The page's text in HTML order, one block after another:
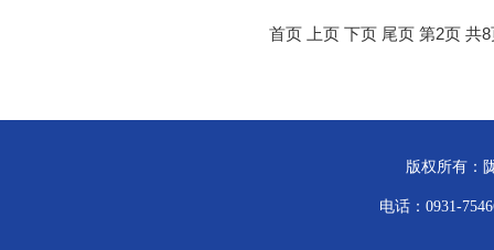
首页 上页 下页 尾页 第2页 共
版权所有：
电话：0931-